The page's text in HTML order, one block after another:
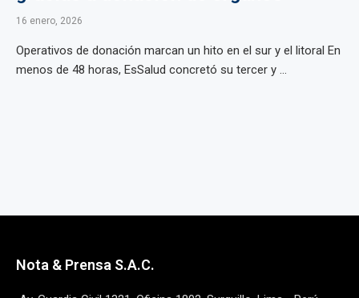
16 enero, 2026
Operativos de donación marcan un hito en el sur y el litoral En
menos de 48 horas, EsSalud concretó su tercer y ...
Nota & Prensa S.A.C.